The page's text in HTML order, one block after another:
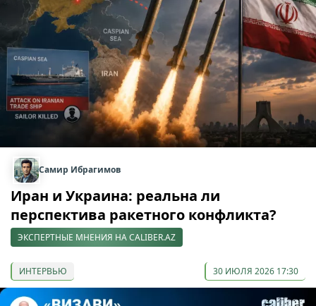
Самир Ибрагимов
Иран и Украина: реальна ли
перспектива ракетного конфликта?
ЭКСПЕРТНЫЕ МНЕНИЯ НА CALIBER.AZ
ИНТЕРВЬЮ 30 ИЮЛЯ 2026 17:30